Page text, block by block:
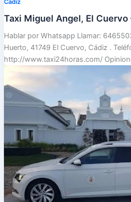
Cádiz
Taxi Miguel Angel, El Cuervo
Hablar por Whatsapp Llamar:
Huerto, 41749 El Cuervo, Cádiz .
http://www.taxi24horas.com/